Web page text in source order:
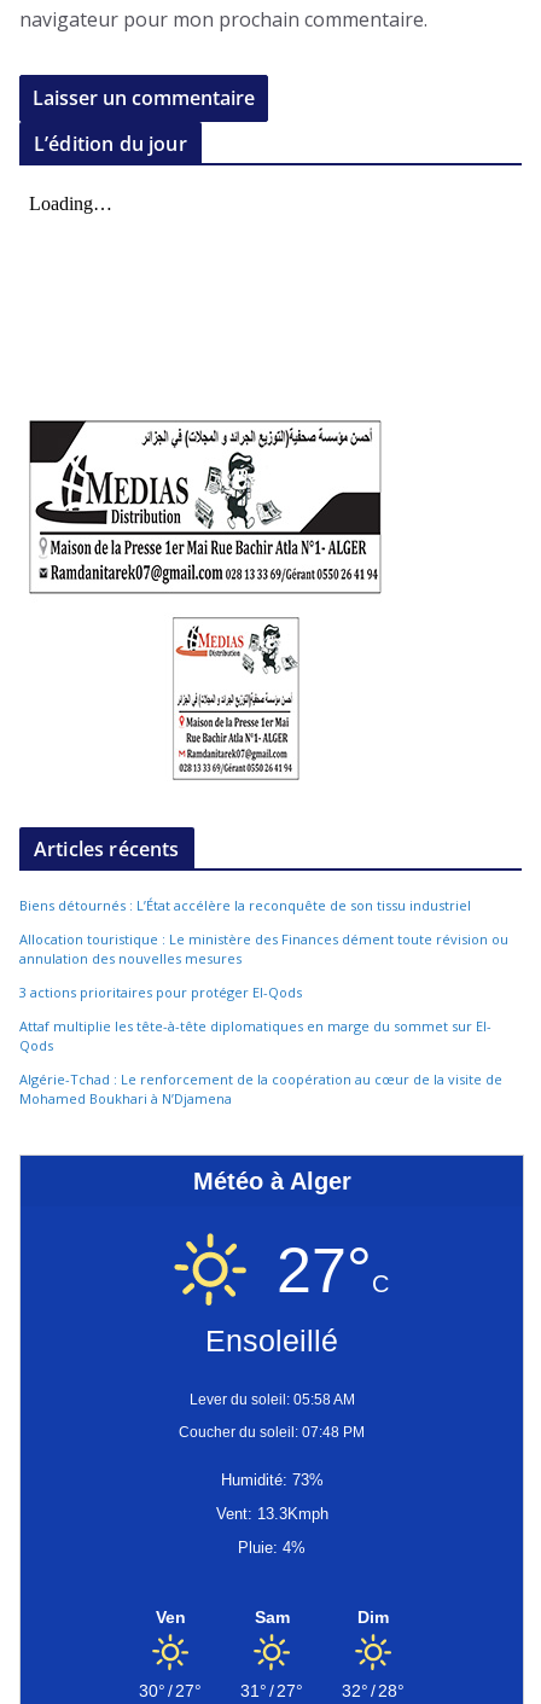
navigateur pour mon prochain commentaire.
L’édition du jour
Articles récents
Biens détournés : L’État accélère la reconquête de son tissu industriel
Allocation touristique : Le ministère des Finances dément toute révision ou
annulation des nouvelles mesures
3 actions prioritaires pour protéger El-Qods
Attaf multiplie les tête-à-tête diplomatiques en marge du sommet sur El-
Qods
Algérie-Tchad : Le renforcement de la coopération au cœur de la visite de
Mohamed Boukhari à N’Djamena
Météo à Alger
27°C
Ensoleillé
Lever du soleil: 05:58 AM
Coucher du soleil: 07:48 PM
Humidité: 73%
Vent: 13.3Kmph
Pluie: 4%
Ven
30°/27°
Sam
31°/27°
Dim
32°/28°